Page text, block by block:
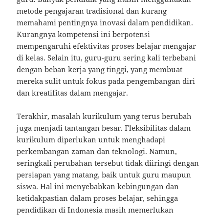
metode pengajaran tradisional dan kurang
memahami pentingnya inovasi dalam pendidikan.
Kurangnya kompetensi ini berpotensi
mempengaruhi efektivitas proses belajar mengajar
di kelas. Selain itu, guru-guru sering kali terbebani
dengan beban kerja yang tinggi, yang membuat
mereka sulit untuk fokus pada pengembangan diri
dan kreatifitas dalam mengajar.
Terakhir, masalah kurikulum yang terus berubah
juga menjadi tantangan besar. Fleksibilitas dalam
kurikulum diperlukan untuk menghadapi
perkembangan zaman dan teknologi. Namun,
seringkali perubahan tersebut tidak diiringi dengan
persiapan yang matang, baik untuk guru maupun
siswa. Hal ini menyebabkan kebingungan dan
ketidakpastian dalam proses belajar, sehingga
pendidikan di Indonesia masih memerlukan